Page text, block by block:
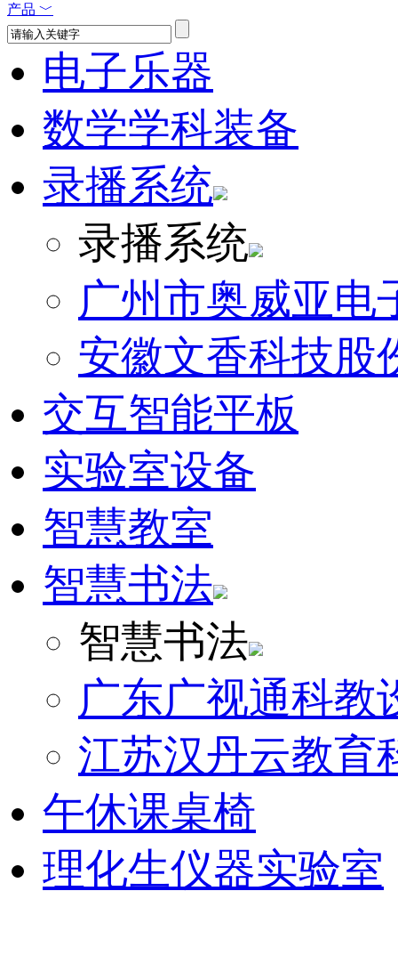
产品 ﹀
电子乐器
数学学科装备
录播系统
录播系统
广州市奥威亚电
安徽文香科技股
交互智能平板
实验室设备
智慧教室
智慧书法
智慧书法
广东广视通科教
江苏汉丹云教育
午休课桌椅
理化生仪器实验室